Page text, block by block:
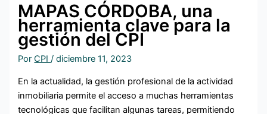
MAPAS CÓRDOBA, una
herramienta clave para la
gestión del CPI
PorCPI/diciembre 11, 2023
En la actualidad, la gestión profesional de la actividad
inmobiliaria permite el acceso a muchas herramientas
tecnológicas que facilitan algunas tareas, permitiendo